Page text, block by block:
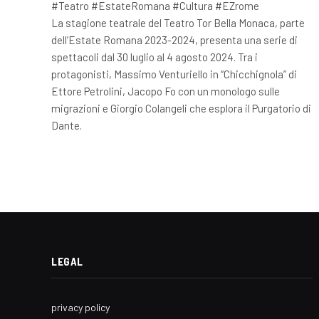
#Teatro #EstateRomana #Cultura #EZrome
La stagione teatrale del Teatro Tor Bella Monaca, parte
dell’Estate Romana 2023-2024, presenta una serie di
spettacoli dal 30 luglio al 4 agosto 2024. Tra i
protagonisti, Massimo Venturiello in “Chicchignola” di
Ettore Petrolini, Jacopo Fo con un monologo sulle
migrazioni e Giorgio Colangeli che esplora il Purgatorio di
Dante.
LEGAL
privacy policy